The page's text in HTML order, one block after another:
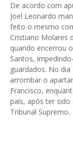
De acordo com
Joel Leonardo
feito o mesmo
Cristiano Molares
quando encerrou
Santos,
guardados. No
arrombar o
Francisco,
país, após ter
Tribunal Supremo.